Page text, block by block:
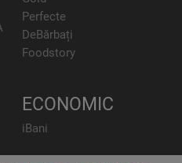
Perfecte
DeBărbați
Foodstory
ECONOMIC
iBani